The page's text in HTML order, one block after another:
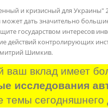
и кризисный для Украины"
может дать значительно
государством интересов
действий контролирующих
Шимкив.
ваш вклад имеет
исследования
темы сегодняшнего